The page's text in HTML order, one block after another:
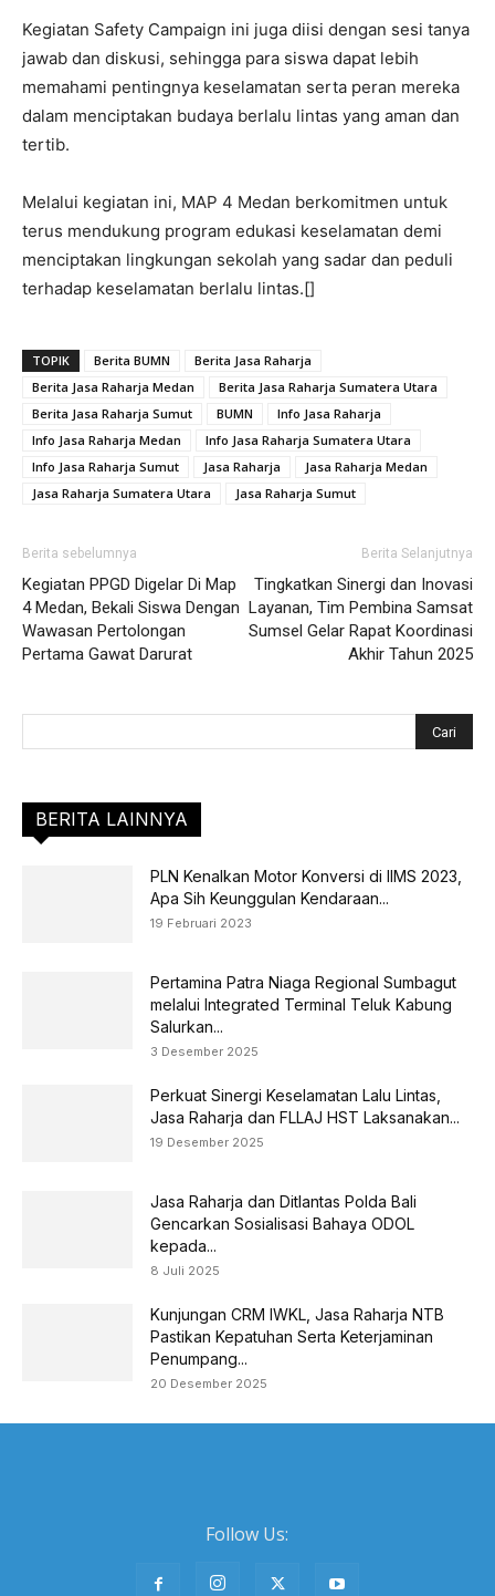
Kegiatan Safety Campaign ini juga diisi dengan sesi tanya
jawab dan diskusi, sehingga para siswa dapat lebih
memahami pentingnya keselamatan serta peran mereka
dalam menciptakan budaya berlalu lintas yang aman dan
tertib.
Melalui kegiatan ini, MAP 4 Medan berkomitmen untuk
terus mendukung program edukasi keselamatan demi
menciptakan lingkungan sekolah yang sadar dan peduli
terhadap keselamatan berlalu lintas.[]
TOPIK Berita BUMN
Berita Jasa Raharja
Berita Jasa Raharja Medan
Berita Jasa Raharja Sumatera Utara
Berita Jasa Raharja Sumut
BUMN
Info Jasa Raharja
Info Jasa Raharja Medan
Info Jasa Raharja Sumatera Utara
Info Jasa Raharja Sumut
Jasa Raharja
Jasa Raharja Medan
Jasa Raharja Sumatera Utara
Jasa Raharja Sumut
Berita sebelumnya
Kegiatan PPGD Digelar Di Map
4 Medan, Bekali Siswa Dengan
Wawasan Pertolongan
Pertama Gawat Darurat
Berita Selanjutnya
Tingkatkan Sinergi dan Inovasi
Layanan, Tim Pembina Samsat
Sumsel Gelar Rapat Koordinasi
Akhir Tahun 2025
BERITA LAINNYA
PLN Kenalkan Motor Konversi di IIMS 2023,
Apa Sih Keunggulan Kendaraan...
19 Februari 2023
Pertamina Patra Niaga Regional Sumbagut
melalui Integrated Terminal Teluk Kabung
Salurkan...
3 Desember 2025
Perkuat Sinergi Keselamatan Lalu Lintas,
Jasa Raharja dan FLLAJ HST Laksanakan...
19 Desember 2025
Jasa Raharja dan Ditlantas Polda Bali
Gencarkan Sosialisasi Bahaya ODOL
kepada...
8 Juli 2025
Kunjungan CRM IWKL, Jasa Raharja NTB
Pastikan Kepatuhan Serta Keterjaminan
Penumpang...
20 Desember 2025
Follow Us: